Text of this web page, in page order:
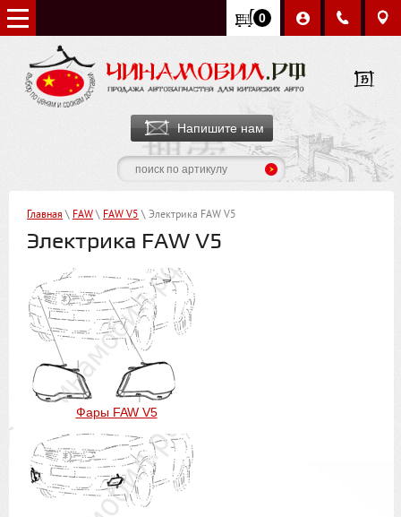
0
Напишите нам
Главная \ FАW \ FAW V5 \ Электрика FAW V5
Электрика FAW V5
Фары FAW V5